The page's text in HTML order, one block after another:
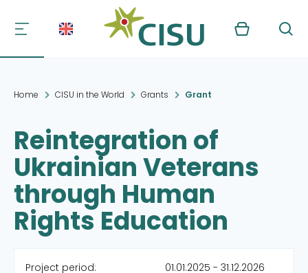
Kurv Søg
Home CISU in the World Grants Grant
Reintegration of
Ukrainian Veterans
through Human
Rights Education
Project period: 01.01.2025 - 31.12.2026